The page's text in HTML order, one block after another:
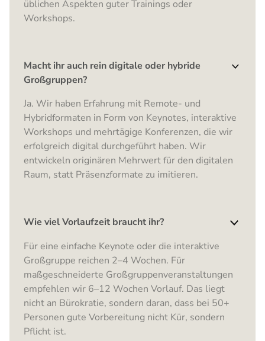
üblichen Aspekten guter Trainings oder
Workshops.
Macht ihr auch rein digitale oder hybride
Großgruppen?
Ja. Wir haben Erfahrung mit Remote- und
Hybridformaten in Form von Keynotes, interaktive
Workshops und mehrtägige Konferenzen, die wir
erfolgreich digital durchgeführt haben. Wir
entwickeln originären Mehrwert für den digitalen
Raum, statt Präsenzformate zu imitieren.
Wie viel Vorlaufzeit braucht ihr?
Für eine einfache Keynote oder die interaktive
Großgruppe reichen 2–4 Wochen. Für
maßgeschneiderte Großgruppenveranstaltungen
empfehlen wir 6–12 Wochen Vorlauf. Das liegt
nicht an Bürokratie, sondern daran, dass bei 50+
Personen gute Vorbereitung nicht Kür, sondern
Pflicht ist.